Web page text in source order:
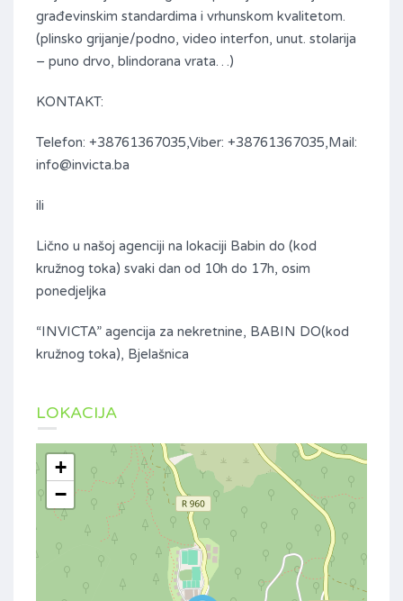
građevinskim standardima i vrhunskom kvalitetom.
(plinsko grijanje/podno, video interfon, unut. stolarija
– puno drvo, blindorana vrata…)
KONTAKT:
Telefon: +38761367035,Viber: +38761367035,Mail:
info@invicta.ba
ili
Lično u našoj agenciji na lokaciji Babin do (kod
kružnog toka) svaki dan od 10h do 17h, osim
ponedjeljka
“INVICTA” agencija za nekretnine, BABIN DO(kod
kružnog toka), Bjelašnica
LOKACIJA
+
−